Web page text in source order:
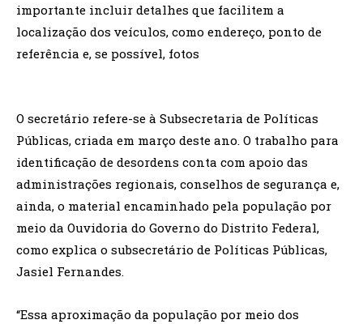
importante incluir detalhes que facilitem a
localização dos veículos, como endereço, ponto de
referência e, se possível, fotos
O secretário refere-se à Subsecretaria de Políticas
Públicas, criada em março deste ano. O trabalho para
identificação de desordens conta com apoio das
administrações regionais, conselhos de segurança e,
ainda, o material encaminhado pela população por
meio da Ouvidoria do Governo do Distrito Federal,
como explica o subsecretário de Políticas Públicas,
Jasiel Fernandes.
“Essa aproximação da população por meio dos